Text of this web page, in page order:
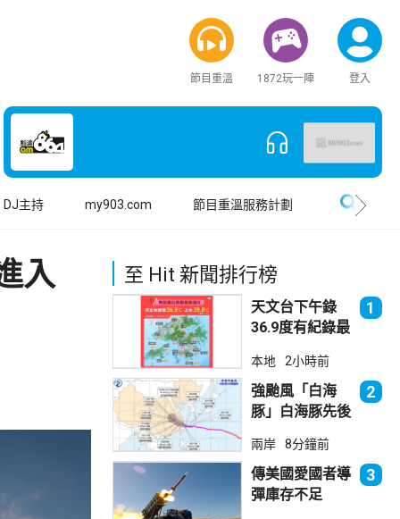
節目重溫 1872玩一陣 登入
DJ主持 my903.com 節目重溫服務計劃
入 至 Hit 新聞排行榜
天文台下午錄
36.9度有紀錄最
度境內最高
1
本地 2小時前
強颱風「白海
豚」白海豚先後
正移入內陸並減
弱
2
兩岸 8分鐘前
傳美國愛國者導
彈庫存不足
3